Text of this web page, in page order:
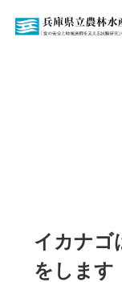
イカナゴ
をします